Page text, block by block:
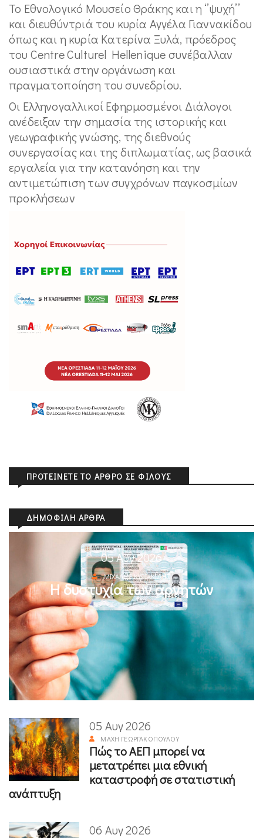
Το Εθνολογικό Μουσείο Θράκης και η ‘’ψυχή’’
και διευθύντριά του κυρία Αγγέλα Γιαννακίδου
όπως και η κυρία Κατερίνα Ξυλά, πρόεδρος
του Centre Culturel Hellenique συνέβαλλαν
ουσιαστικά στην οργάνωση και
πραγματοποίηση του συνεδρίου.
Οι Ελληνογαλλικοί Εφηρμοσμένοι Διάλογοι
ανέδειξαν την σημασία της ιστορικής και
γεωγραφικής γνώσης, της διεθνούς
συνεργασίας και της διπλωματίας, ως βασικά
εργαλεία για την κατανόηση και την
αντιμετώπιση των συγχρόνων παγκοσμίων
προκλήσεων
ΠΡΟΤΕΊΝΕΤΕ ΤΟ ΆΡΘΡΟ ΣΕ ΦΊΛΟΥΣ
ΔΗΜΟΦΙΛΉ ΆΡΘΡΑ
05 Αυγ 2026
ΜΙΧΆΛΗΣ ΚΥΡΙΑΚΊΔΗΣ
Η δυστυχία των αρνητών
05 Αυγ 2026
ΜΆΧΗ ΓΕΩΡΓΑΚΟΠΟΎΛΟΥ
Πώς το ΑΕΠ μπορεί να
μετατρέπει μια εθνική
καταστροφή σε στατιστική
ανάπτυξη
06 Αυγ 2026